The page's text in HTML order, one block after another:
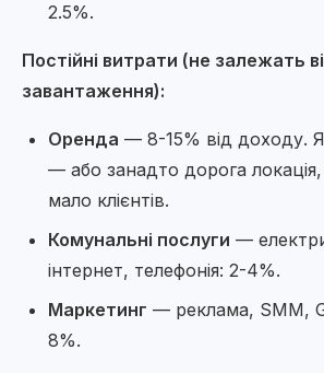
2.5%.
Постійні витрати (не залежать
завантаження):
Оренда — 8-15% від доходу.
— або занадто дорога
мало клієнтів.
Комунальні послуги —
інтернет, телефонія: 2-4%.
Маркетинг — реклама, SMM,
8%.